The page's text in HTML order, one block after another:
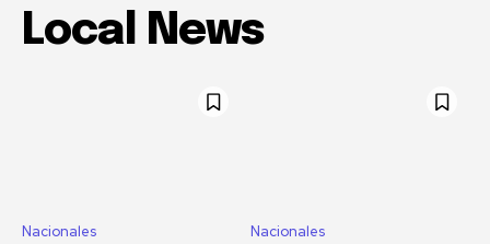
Local News
Nacionales Nacionales